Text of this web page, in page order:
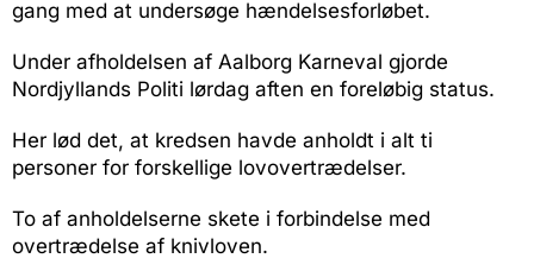
gang med at undersøge hændelsesforløbet.
Under afholdelsen af Aalborg Karneval gjorde
Nordjyllands Politi lørdag aften en foreløbig status.
Her lød det, at kredsen havde anholdt i alt ti
personer for forskellige lovovertrædelser.
To af anholdelserne skete i forbindelse med
overtrædelse af knivloven.